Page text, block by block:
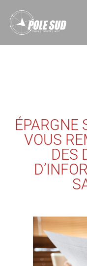
ÉPARGNE
VOUS
DES